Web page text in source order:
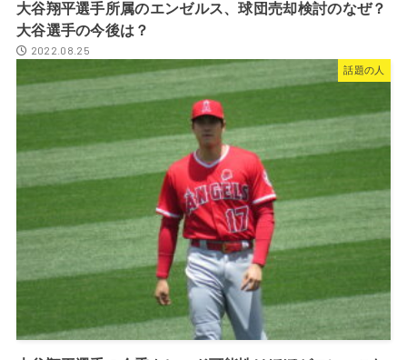
大谷翔平選手所属のエンゼルス、球団売却検討のなぜ？
大谷選手の今後は？
2022.08.25
話題の人